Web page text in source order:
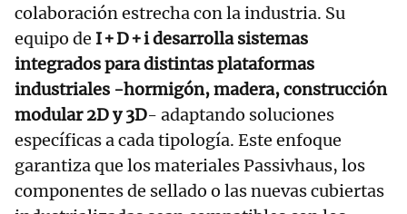
colaboración estrecha con la industria. Su
equipo de I + D + i desarrolla sistemas
integrados para distintas plataformas
industriales -hormigón, madera, construcción
modular 2D y 3D- adaptando soluciones
específicas a cada tipología. Este enfoque
garantiza que los materiales Passivhaus, los
componentes de sellado o las nuevas cubiertas